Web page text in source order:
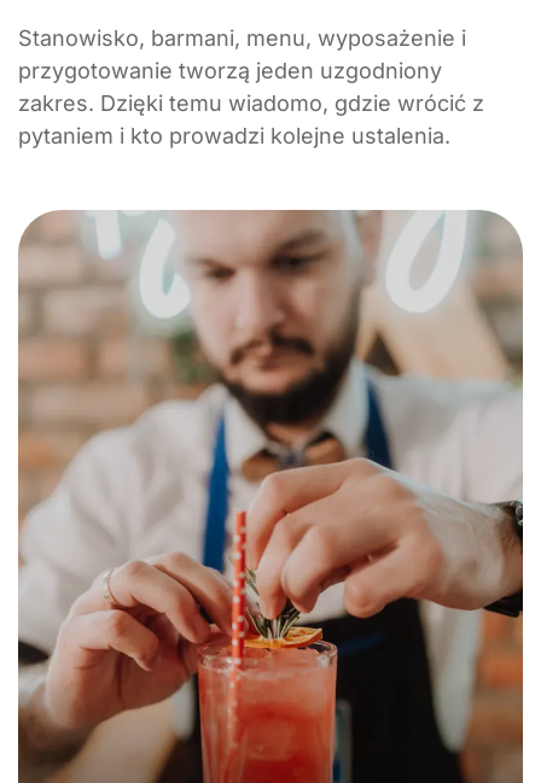
Stanowisko, barmani, menu, wyposażenie i
przygotowanie tworzą jeden uzgodniony
zakres. Dzięki temu wiadomo, gdzie wrócić z
pytaniem i kto prowadzi kolejne ustalenia.